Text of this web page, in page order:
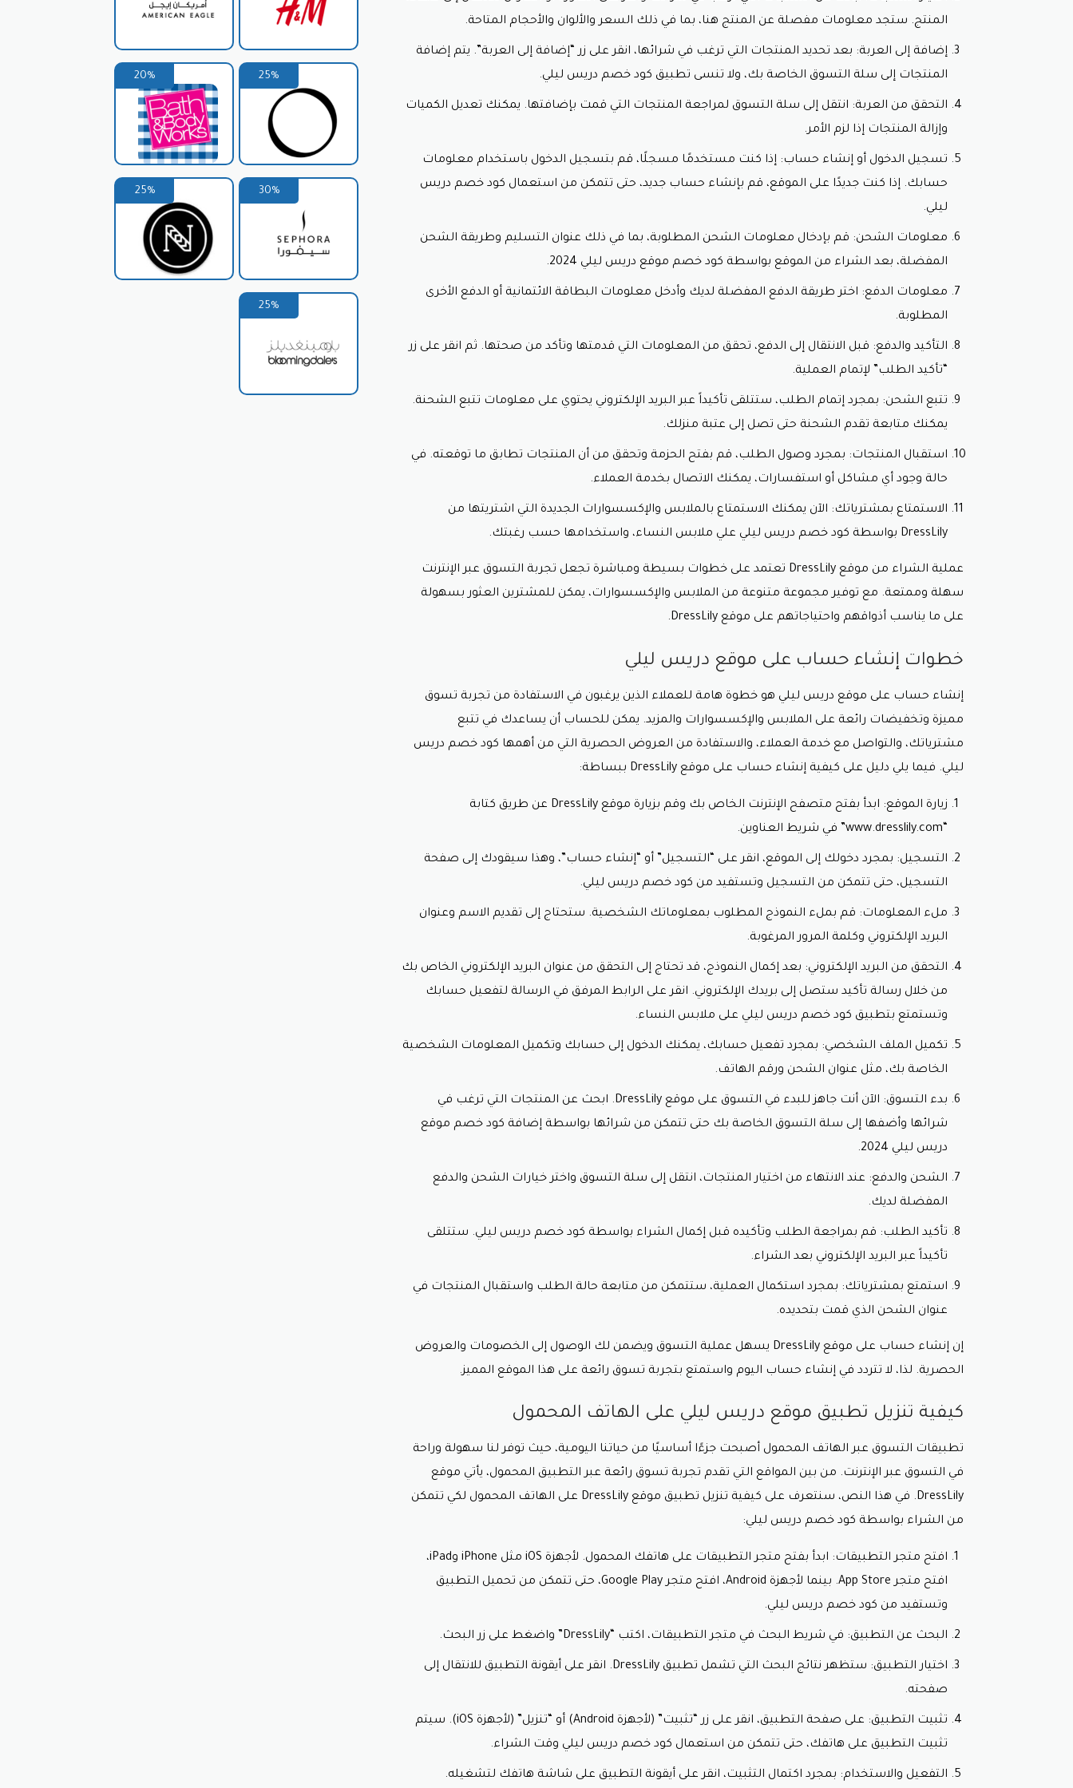
توفير المال: أحد أهم الأسباب التي تجعل استخدامكود خصم دريس ليلي جذابًا هو توفير المال. بفضل هذه العروض، يمكن للعملاء الحصول على تخفيضات
مجموعة متنوعة: يشمل كود خصم DressLily مجموعة واسعة من المنتجات، مما يتيح للمشترين الاختيار من بين مجموعة متنوعة من الفساتين
والقمصان والحقائب والأحذية وغيرها.
تحفيز للتسوق: يعمل كود الخصم على تحفيز المشترين لزيادة عدد المنتجات في عربة التسوق، حيث يشعر العملاء بأنهم يحصلون على صفقة جيدة.
فرصة للتجربة: يمكن للمشترين استخدام كود الخصم لتجربة منتجات جديدة أو أساليب مختلفة بدون القلق من دفع الأسعار الكاملة.
سهولة الاستخدام: يتم استخدام كود الخصم بسهولة عند إتمام عملية الشراء عبر الموقع. ببساطة، يُدخل العميل الكود عند الخروج، وسيتم تطبيق
الخصم على الطلب.
عروض منتظمة: DressLily يقدم بشكل دوري عروض وتخفيضات جديدة، مما يعني أن هناك دائمًا فرصة للحصول على صفقات جديدة ومثيرة.
باستخدام
، يمكن للمشترين الاستمتاع بتجربة تسوق مريحة واقتصادية، مما يجعل من DressLily وجهة مثالية للعثور على أحدث
والتمتع بالتوفير والأناقة في آن واحد.
المنتج. ستجد معلومات مفصلة عن المنتج هنا، بما في ذلك السعر والألوان والأحجام المتاحة.
إضافة إلى العربة: بعد تحديد المنتجات التي ترغب في شرائها، انقر على زر “إضافة إلى العربة”. يتم إضافة
المنتجات إلى سلة التسوق الخاصة بك، ولا تنسى تطبيق كود خصم دريس ليلي.
التحقق من العربة: انتقل إلى سلة التسوق لمراجعة المنتجات التي قمت بإضافتها. يمكنك تعديل الكميات
وإزالة المنتجات إذا لزم الأمر.
تسجيل الدخول أو إنشاء حساب: إذا كنت مستخدمًا مسجلًا، قم بتسجيل الدخول باستخدام معلومات
حسابك. إذا كنت جديدًا على الموقع، قم بإنشاء حساب جديد، حتى تتمكن من استعمال كود خصم دريس
ليلي.
معلومات الشحن: قم بإدخال معلومات الشحن المطلوبة، بما في ذلك عنوان التسليم وطريقة الشحن
المفضلة، بعد الشراء من الموقع بواسطة كود خصم موقع دريس ليلي 2024.
معلومات الدفع: اختر طريقة الدفع المفضلة لديك وأدخل معلومات البطاقة الائتمانية أو الدفع الأخرى
المطلوبة.
التأكيد والدفع: قبل الانتقال إلى الدفع، تحقق من المعلومات التي قدمتها وتأكد من صحتها. ثم انقر على زر
“تأكيد الطلب” لإتمام العملية.
تتبع الشحن: بمجرد إتمام الطلب، ستتلقى تأكيداً عبر البريد الإلكتروني يحتوي على معلومات تتبع الشحنة.
يمكنك متابعة تقدم الشحنة حتى تصل إلى عتبة منزلك.
استقبال المنتجات: بمجرد وصول الطلب، قم بفتح الحزمة وتحقق من أن المنتجات تطابق ما توقعته. في
حالة وجود أي مشاكل أو استفسارات، يمكنك الاتصال بخدمة العملاء.
الاستمتاع بمشترياتك: الآن يمكنك الاستمتاع بالملابس والإكسسوارات الجديدة التي اشتريتها من
DressLily بواسطة
كود خصم دريس ليلي علي ملابس النساء، واستخدامها حسب رغبتك.
عملية الشراء من موقع DressLily تعتمد على خطوات بسيطة ومباشرة تجعل تجربة التسوق عبر الإنترنت
سهلة وممتعة. مع توفير مجموعة متنوعة من الملابس والإكسسوارات، يمكن للمشترين العثور بسهولة
على ما يناسب أذواقهم واحتياجاتهم على موقع DressLily.
خطوات إنشاء حساب على موقع دريس ليلي
إنشاء حساب على موقع دريس ليلي هو خطوة هامة للعملاء الذين يرغبون في الاستفادة من تجربة تسوق
مميزة وتخفيضات رائعة على الملابس والإكسسوارات والمزيد. يمكن للحساب أن يساعدك في تتبع
مشترياتك، والتواصل مع خدمة العملاء، والاستفادة من العروض الحصرية التي من أهمها كود خصم دريس
ليلي. فيما يلي دليل على كيفية إنشاء حساب على موقع DressLily ببساطة:
زيارة الموقع: ابدأ بفتح متصفح الإنترنت الخاص بك وقم بزيارة موقع DressLily عن طريق كتابة
التسجيل: بمجرد دخولك إلى الموقع، انقر على “التسجيل” أو “إنشاء حساب”، وهذا سيقودك إلى صفحة
التسجيل، حتى تتمكن من التسجيل وتستفيد من كود خصم دريس ليلي.
ملء المعلومات: قم بملء النموذج المطلوب بمعلوماتك الشخصية. ستحتاج إلى تقديم الاسم وعنوان
البريد الإلكتروني وكلمة المرور المرغوبة.
التحقق من البريد الإلكتروني: بعد إكمال النموذج، قد تحتاج إلى التحقق من عنوان البريد الإلكتروني الخاص بك
من خلال رسالة تأكيد ستصل إلى بريدك الإلكتروني. انقر على الرابط المرفق في الرسالة لتفعيل حسابك
وتستمتع بتطبيق كود خصم دريس ليلي على ملابس النساء.
تكميل الملف الشخصي: بمجرد تفعيل حسابك، يمكنك الدخول إلى حسابك وتكميل المعلومات الشخصية
الخاصة بك، مثل عنوان الشحن ورقم الهاتف.
بدء التسوق: الآن أنت جاهز للبدء في التسوق على موقع DressLily. ابحث عن المنتجات التي ترغب في
شرائها وأضفها إلى سلة التسوق الخاصة بك حتى تتمكن من شرائها بواسطة إضافة كود خصم موقع
دريس ليلي 2024.
الشحن والدفع: عند الانتهاء من اختيار المنتجات، انتقل إلى سلة التسوق واختر خيارات الشحن والدفع
المفضلة لديك.
تأكيد الطلب: قم بمراجعة الطلب وتأكيده قبل إكمال الشراء بواسطة كود خصم دريس ليلي. ستتلقى
تأكيداً عبر البريد الإلكتروني بعد الشراء.
استمتع بمشترياتك: بمجرد استكمال العملية، ستتمكن من متابعة حالة الطلب واستقبال المنتجات في
عنوان الشحن الذي قمت بتحديده.
إن إنشاء حساب على موقع DressLily يسهل عملية التسوق ويضمن لك الوصول إلى الخصومات والعروض
الحصرية. لذا، لا تتردد في إنشاء حساب اليوم واستمتع بتجربة تسوق رائعة على هذا الموقع المميز.
كيفية تنزيل تطبيق موقع دريس ليلي على الهاتف المحمول
تطبيقات التسوق عبر الهاتف المحمول أصبحت جزءًا أساسيًا من حياتنا اليومية، حيث توفر لنا سهولة وراحة
في التسوق عبر الإنترنت. من بين المواقع التي تقدم تجربة تسوق رائعة عبر التطبيق المحمول، يأتي موقع
DressLily. في هذا النص، سنتعرف على كيفية تنزيل تطبيق موقع DressLily على الهاتف المحمول لكي تتمكن
من الشراء بواسطة كود خصم دريس ليلي:
افتح متجر التطبيقات: ابدأ بفتح متجر التطبيقات على هاتفك المحمول. لأجهزة iOS مثل iPhone وiPad،
افتح متجر App Store. بينما لأجهزة Android، افتح متجر Google Play، حتى تتمكن من تحميل التطبيق
وتستفيد من كود خصم دريس ليلي.
البحث عن التطبيق: في شريط البحث في متجر التطبيقات، اكتب “DressLily” واضغط على زر البحث.
اختيار التطبيق: ستظهر نتائج البحث التي تشمل تطبيق DressLily. انقر على أيقونة التطبيق للانتقال إلى
صفحته.
تثبيت التطبيق: على صفحة التطبيق، انقر على زر “تثبيت” (لأجهزة Android) أو “تنزيل” (لأجهزة iOS). سيتم
تثبيت التطبيق على هاتفك، حتى تتمكن من استعمال كود خصم دريس ليلي وقت الشراء.
التفعيل والاستخدام: بمجرد اكتمال التثبيت، انقر على أيقونة التطبيق على شاشة هاتفك لتشغيله.
25%
20%
30%
25%
25%